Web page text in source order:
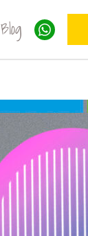
Blog